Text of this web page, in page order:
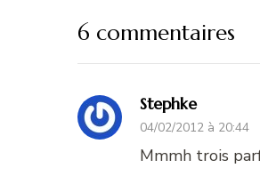
6 commentaires
Stephke
04/02/2012 à 20:44
Mmmh trois